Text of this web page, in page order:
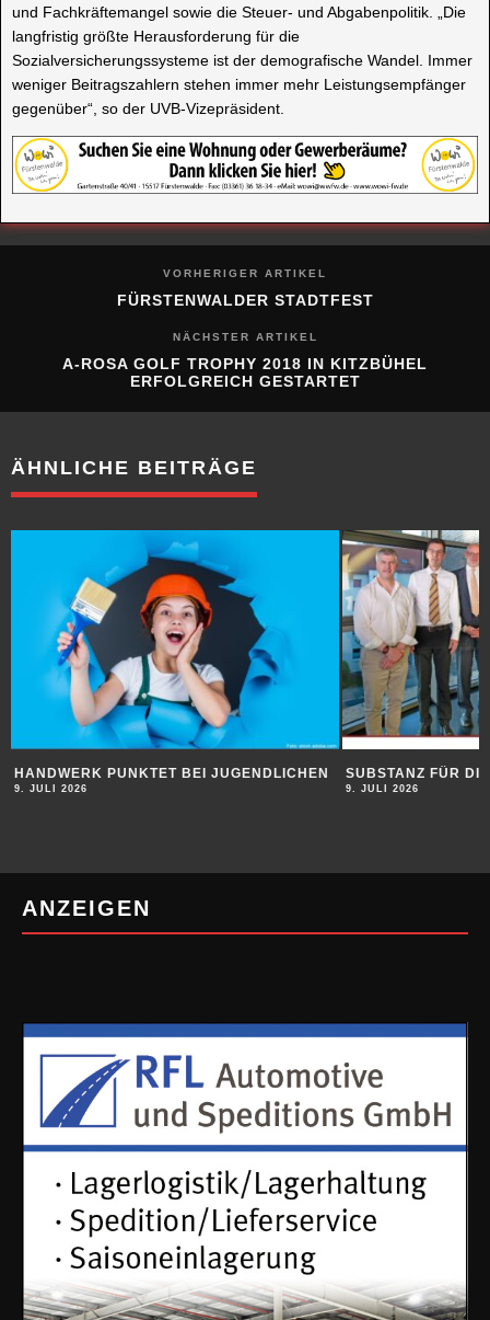
und Fachkräftemangel sowie die Steuer- und Abgabenpolitik. „Die
langfristig größte Herausforderung für die
Sozialversicherungssysteme ist der demografische Wandel. Immer
weniger Beitragszahlern stehen immer mehr Leistungsempfänger
gegenüber“, so der UVB-Vizepräsident.
VORHERIGER ARTIKEL
FÜRSTENWALDER STADTFEST
NÄCHSTER ARTIKEL
A-ROSA GOLF TROPHY 2018 IN KITZBÜHEL
ERFOLGREICH GESTARTET
ÄHNLICHE BEITRÄGE
HANDWERK PUNKTET BEI JUGENDLICHEN
9. JULI 2026
SUBSTANZ FÜR
9. JULI 2026
ANZEIGEN